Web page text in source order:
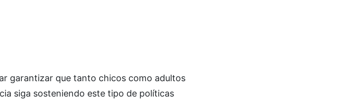
garantizar que tanto chicos como adultos
siga sosteniendo este tipo de políticas